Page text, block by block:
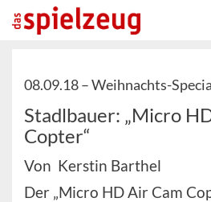
08.09.18 –Weihnachts-
Stadlbauer: „Micro
Copter“
Von Kerstin Barthel
Der „Micro HD Air Cam